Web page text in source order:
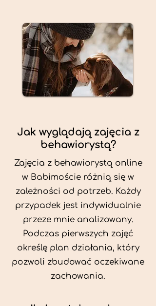
Jak wyglądają zajęcia z
behawiorystą?
Zajęcia z behawiorystą online
w Babimoście różnią się w
zależności od potrzeb. Każdy
przypadek jest indywidualnie
przeze mnie analizowany.
Podczas pierwszych zajęć
określę plan działania, który
pozwoli zbudować oczekiwane
zachowania.